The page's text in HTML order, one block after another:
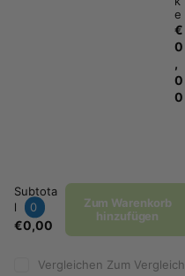
Subtota
l
0
€0,00
Zum Warenkorb
hinzufügen
Vergleichen Zum Vergleich
e
€
0
,
0
0